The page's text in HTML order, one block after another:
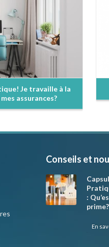
Je travaille à la
assurances?
Conseils et
:
prime?
En